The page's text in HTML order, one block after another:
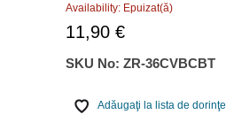
Availability: Epuizat(ă)
11,90 €
SKU No: ZR-36CVBCBT
Adăugaţi la lista de dorinţe